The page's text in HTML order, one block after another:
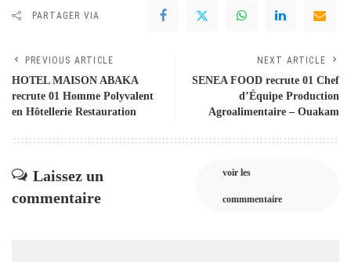
PARTAGER VIA
PREVIOUS ARTICLE
HOTEL MAISON ABAKA
recrute 01 Homme Polyvalent
en Hôtellerie Restauration
NEXT ARTICLE
SENEA FOOD recrute 01 Chef
d’Équipe Production
Agroalimentaire – Ouakam
Laissez un
commentaire
voir les
commmentaire